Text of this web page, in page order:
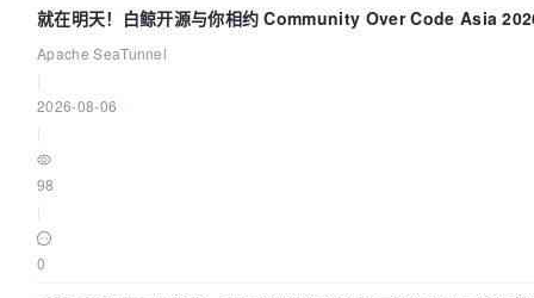
就在明天！白鲸开源与你相约 Community Over Code Asia
Apache SeaTunnel
2026-08-06
98
0